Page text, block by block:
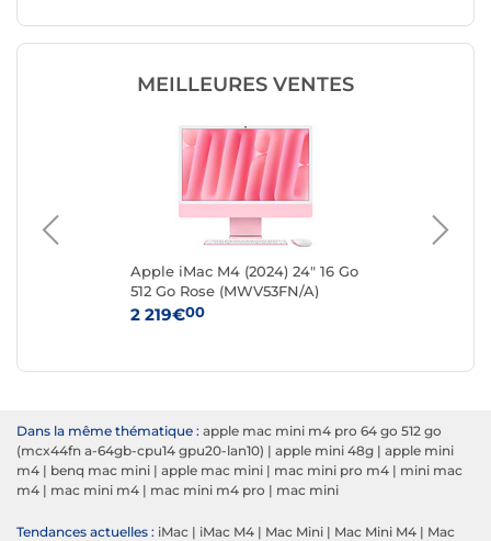
MEILLEURES VENTES
Apple iMac M4 (2024) 24" 16 Go
512 Go Rose (MWV53FN/A)
2 219€00
Dans la même thématique : apple mac mini m4 pro 64 go 512 go
(mcx44fn a-64gb-cpu14 gpu20-lan10) | apple mini 48g | apple mini
m4 | benq mac mini | apple mac mini | mac mini pro m4 | mini mac
m4 | mac mini m4 | mac mini m4 pro | mac mini
Tendances actuelles : iMac | iMac M4 | Mac Mini | Mac Mini M4 | Mac